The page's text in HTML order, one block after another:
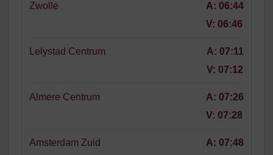
Zwolle A: 06:44
V: 06:46
Lelystad Centrum A: 07:11
V: 07:12
Almere Centrum A: 07:26
V: 07:28
Amsterdam Zuid A: 07:48